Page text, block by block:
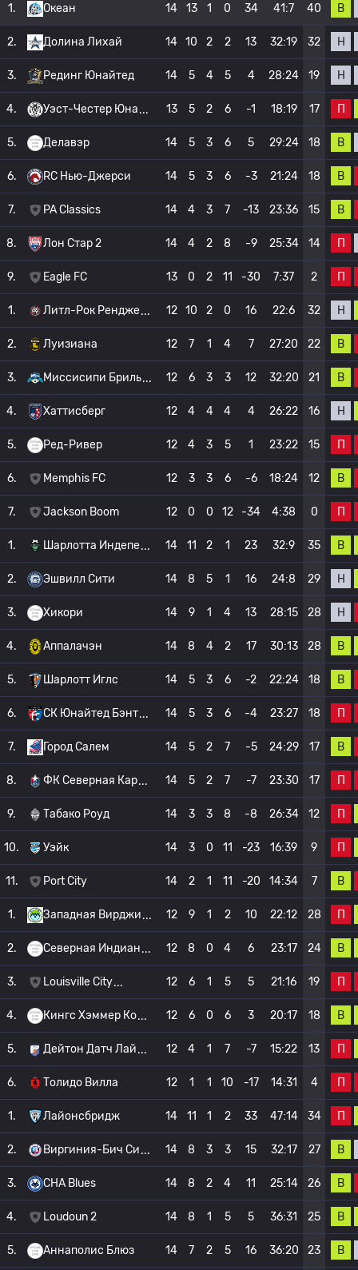
1. Океан 14 13 1 0 34 41:7 40 В
2. Долина Лихай 14 10 2 2 13 32:19 32 Н
3. Рединг Юнайтед 14 5 4 5 4 28:24 19 Н
4. Уэст-Честер Юна 13 5 2 6 -1 18:19 17 П
5. Делавэр 14 5 3 6 5 29:24 18 В
6. RC Нью-Джерси 14 5 3 6 -3 21:24 18 В
7. PA Classics 14 4 3 7 -13 23:36 15 В
8. Лон Стар 2 14 4 2 8 -9 25:34 14 П
9. Eagle FC 13 0 2 11 -30 7:37 2 П
1. Литл-Рок Рендже 12 10 2 0 16 22:6 32 Н
2. Луизиана 12 7 1 4 7 27:20 22 В
3. Миссисипи Бриль 12 6 3 3 12 32:20 21 В
4. Хаттисберг 12 4 4 4 4 26:22 16 Н
5. Ред-Ривер 12 4 3 5 1 23:22 15 П
6. Memphis FC 12 3 3 6 -6 18:24 12 В
7. Jackson Boom 12 0 0 12 -34 4:38 0 П
1. Шарлотта Индепе 14 11 2 1 23 32:9 35 В
2. Эшвилл Сити 14 8 5 1 16 24:8 29 Н
3. Хикори 14 9 1 4 13 28:15 28 Н
4. Аппалачэн 14 8 4 2 17 30:13 28 В
5. Шарлотт Иглс 14 5 3 6 -2 22:24 18 В
6. СК Юнайтед Бэнт 14 5 3 6 -4 23:27 18 П
7. Город Салем 14 5 2 7 -5 24:29 17 В
8. ФК Северная Кар 14 5 2 7 -7 23:30 17 П
9. Табако Роуд 14 3 3 8 -8 26:34 12 П
10. Уэйк 14 3 0 11 -23 16:39 9 П
11. Port City 14 2 1 11 -20 14:34 7 В
1. Западная Вирджи 12 9 1 2 10 22:12 28 П
2. Северная Индиан 12 8 0 4 6 23:17 24 В
3. Louisville City 12 6 1 5 5 21:16 19 П
4. Кингс Хэммер Ко 12 6 0 6 3 20:17 18 В
5. Дейтон Датч Лай 12 4 1 7 -7 15:22 13 П
6. Толидо Вилла 12 1 1 10 -17 14:31 4 П
1. Лайонсбридж 14 11 1 2 33 47:14 34 П
2. Виргиния-Бич Си 14 8 3 3 15 32:17 27 В
3. CHA Blues 14 8 2 4 11 25:14 26 В
4. Loudoun 2 14 8 1 5 5 36:31 25 В
5. Аннаполис Блюз 14 7 2 5 16 36:20 23 В